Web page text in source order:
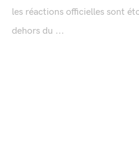
les réactions officielles sont
dehors du ...